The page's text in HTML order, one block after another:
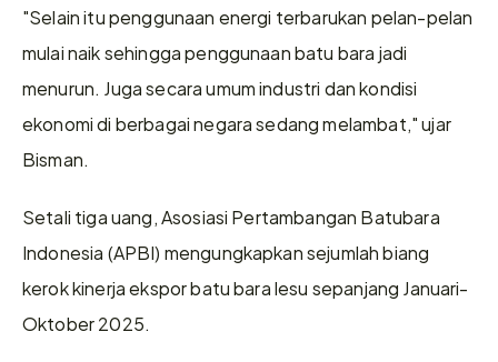
"Selain itu penggunaan energi terbarukan pelan-pelan
mulai naik sehingga penggunaan batu bara jadi
menurun. Juga secara umum industri dan kondisi
ekonomi di berbagai negara sedang melambat," ujar
Bisman.
Setali tiga uang, Asosiasi Pertambangan Batubara
Indonesia (APBI) mengungkapkan sejumlah biang
kerok kinerja ekspor batu bara lesu sepanjang Januari-
Oktober 2025.